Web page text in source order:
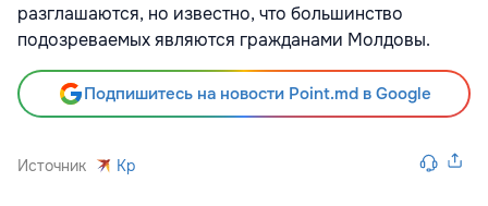
разглашаются, но известно, что большинство
подозреваемых являются гражданами Молдовы.
Подпишитесь на новости Point.md в Google
Источник Kp